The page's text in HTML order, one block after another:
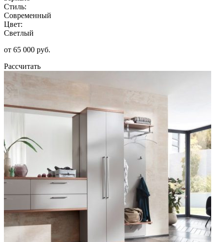
Стиль:
Современный
Цвет:
Светлый
от 65 000 руб.
Рассчитать